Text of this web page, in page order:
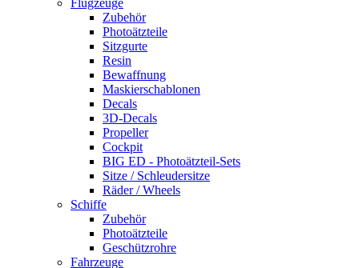
Flugzeuge
Zubehör
Photoätzteile
Sitzgurte
Resin
Bewaffnung
Maskierschablonen
Decals
3D-Decals
Propeller
Cockpit
BIG ED - Photoätzteil-Sets
Sitze / Schleudersitze
Räder / Wheels
Schiffe
Zubehör
Photoätzteile
Geschützrohre
Fahrzeuge